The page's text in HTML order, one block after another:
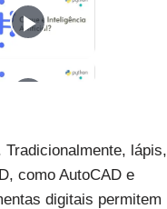
lápis,
como AutoCAD e
digitais permitem